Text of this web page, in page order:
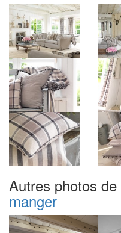
Autres photos de
manger